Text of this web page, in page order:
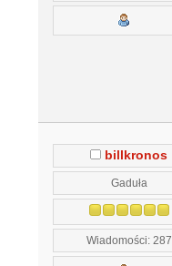
billkronos
Gaduła
Wiadomości: 287